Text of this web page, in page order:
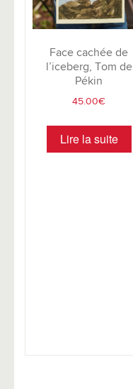
Face cachée de
l’iceberg, Tom de
Pékin
45.00€
Lire la suite